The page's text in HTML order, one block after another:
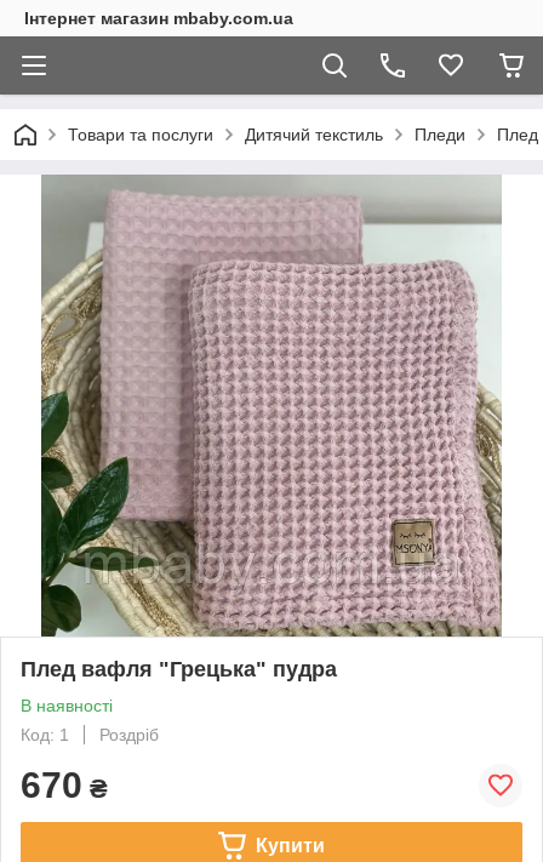
Інтернет магазин mbaby.com.ua
Товари та послуги Дитячий текстиль Пледи Плед
Плед вафля "Грецька" пудра
В наявності
Код: 1
Роздріб
670 ₴
Купити